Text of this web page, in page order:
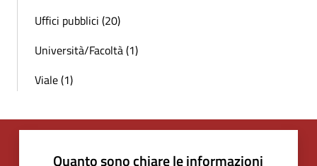
Uffici pubblici (20)
Università/Facoltà (1)
Viale (1)
Quanto sono chiare le informazioni